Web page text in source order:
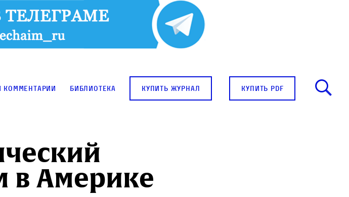
комментарии Библиотека купить журнал купить pdf
в Америке